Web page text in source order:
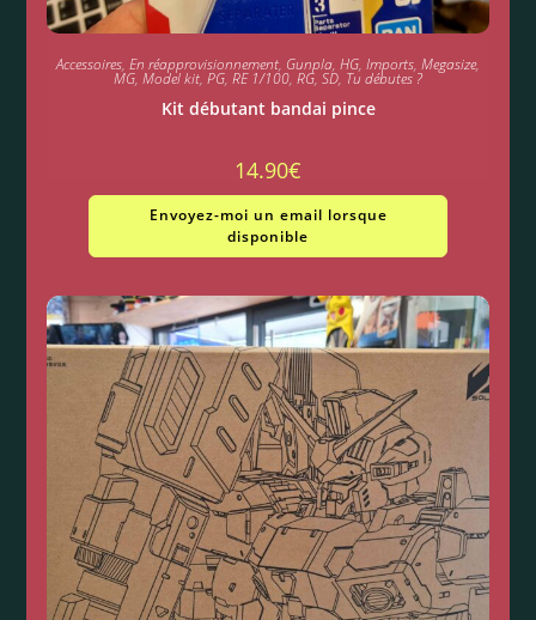
Accessoires, En réapprovisionnement, Gunpla, HG, Imports, Megasize,
MG, Model kit, PG, RE 1/100, RG, SD, Tu débutes ?
Kit débutant bandai pince
14.90€
Envoyez-moi un email lorsque
disponible